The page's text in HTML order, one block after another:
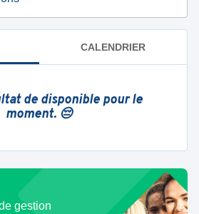
CALENDRIER
de disponible pour le
moment. 😔
gestion